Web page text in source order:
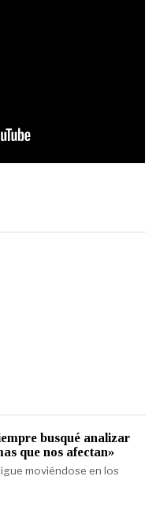
busqué analizar
que nos afectan»
moviéndose en los